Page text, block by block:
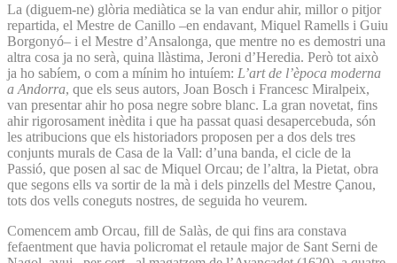
La (diguem-ne) glòria mediàtica se la van endur ahir, millor o pitjor
repartida, el Mestre de Canillo –en endavant, Miquel Ramells i Guiu
Borgonyó– i el Mestre d’Ansalonga, que mentre no es demostri una
altra cosa ja no serà, quina llàstima, Jeroni d’Heredia. Però tot això
ja ho sabíem, o com a mínim ho intuíem: L’art de l’època moderna
a Andorra, que els seus autors, Joan Bosch i Francesc Miralpeix,
van presentar ahir ho posa negre sobre blanc. La gran novetat, fins
ahir rigorosament inèdita i que ha passat quasi desapercebuda, són
les atribucions que els historiadors proposen per a dos dels tres
conjunts murals de Casa de la Vall: d’una banda, el cicle de la
Passió, que posen al sac de Miquel Orcau; de l’altra, la Pietat, obra
que segons ells va sortir de la mà i dels pinzells del Mestre Çanou,
tots dos vells coneguts nostres, de seguida ho veurem.
Comencem amb Orcau, fill de Salàs, de qui fins ara constava
fefaentment que havia policromat el retaule major de Sant Serni de